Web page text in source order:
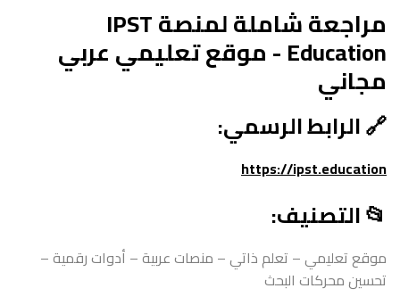
مراجعة شاملة لمنصة IPST
Education - موقع تعليمي عربي
مجاني
🔗 الرابط الرسمي:
https://ipst.education
📂 التصنيف:
موقع تعليمي – تعلم ذاتي – منصات عربية – أدوات رقمية –
تحسين محركات البحث